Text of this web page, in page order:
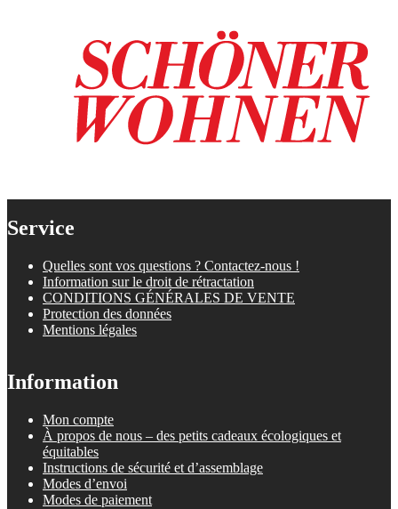
Service
Quelles sont vos questions ? Contactez-nous !
Information sur le droit de rétractation
CONDITIONS GÉNÉRALES DE VENTE
Protection des données
Mentions légales
Information
Mon compte
À propos de nous – des petits cadeaux écologiques et
équitables
Instructions de sécurité et d’assemblage
Modes d’envoi
Modes de paiement